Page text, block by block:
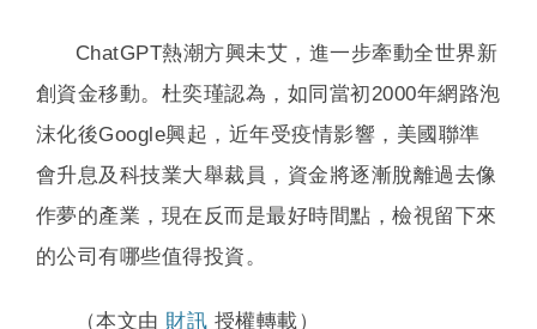
ChatGPT熱潮方興未艾，進一步牽動全世界新
創資金移動。杜奕瑾認為，如同當初2000年網路泡
沫化後Google興起，近年受疫情影響，美國聯準
會升息及科技業大舉裁員，資金將逐漸脫離過去像
作夢的產業，現在反而是最好時間點，檢視留下來
的公司有哪些值得投資。
（本文由 財訊 授權轉載）